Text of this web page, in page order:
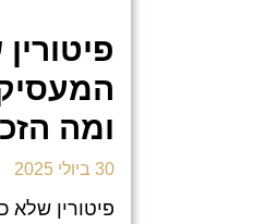
ומה
30 ביולי 2025
פיטורין שלא